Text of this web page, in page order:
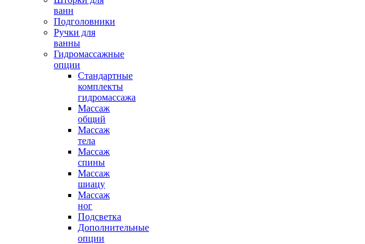
ванн
Подголовники
Ручки для
ванны
Гидромассажные
опции
Стандартные
комплекты
гидромассажа
Массаж
общий
Массаж
тела
Массаж
спины
Массаж
шиацу
Массаж
ног
Подсветка
Дополнительные
опции